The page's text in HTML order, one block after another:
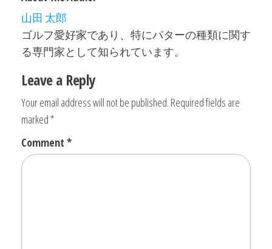
山田 太郎
ゴルフ愛好家であり、特にパターの種類に関す
る専門家として知られています。
Leave a Reply
Your email address will not be published. Required fields are
marked *
Comment *